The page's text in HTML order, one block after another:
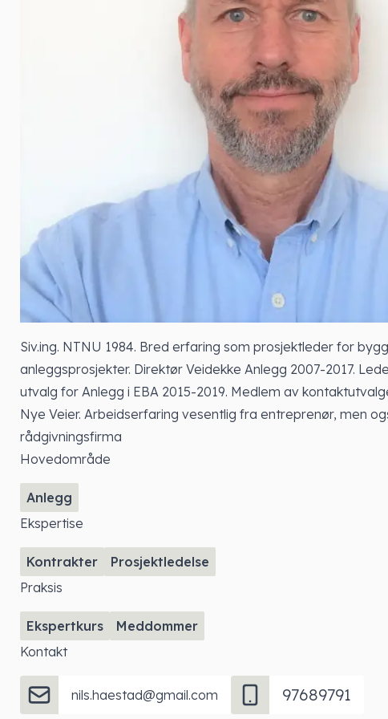
Siv.ing. NTNU 1984. Bred erfaring som prosjektleder for
anleggsprosjekter. Direktør Veidekke Anlegg 2007-2017.
utvalg for Anlegg i EBA 2015-2019. Medlem av
Nye Veier. Arbeidserfaring vesentlig fra entreprenør, men
rådgivningsfirma
Hovedområde
Anlegg
Ekspertise
Kontrakter
Prosjektledelse
Praksis
Ekspertkurs
Meddommer
Kontakt
nils.haestad@gmail.com 97689791